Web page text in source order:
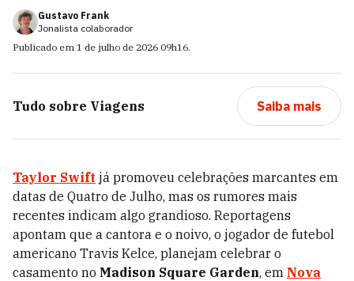
Gustavo Frank
Jonalista colaborador
Publicado em 1 de julho de 2026 09h16.
Tudo sobre Viagens Saiba mais
Taylor Swift já promoveu celebrações marcantes em
datas de Quatro de Julho, mas os rumores mais
recentes indicam algo grandioso. Reportagens
apontam que a cantora e o noivo, o jogador de futebol
americano Travis Kelce, planejam celebrar o
casamento no Madison Square Garden, em Nova